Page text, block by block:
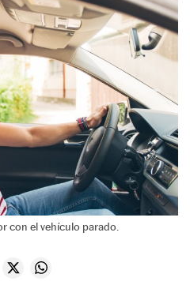
con el vehículo parado.